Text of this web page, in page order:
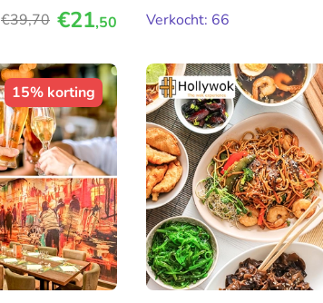
€39,70 €21,50
Verkocht: 66
15% korting